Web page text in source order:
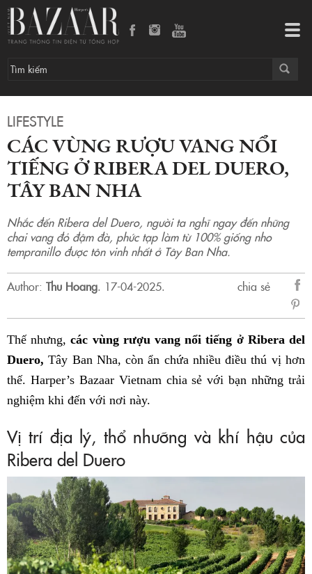
LIFESTYLE
CÁC VÙNG RƯỢU VANG NỔI
TIẾNG Ở RIBERA DEL DUERO,
TÂY BAN NHA
Nhắc đến Ribera del Duero, người ta nghĩ ngay đến những
chai vang đỏ đậm đà, phức tạp làm từ 100% giống nho
tempranillo được tôn vinh nhất ở Tây Ban Nha.
Author: Thu Hoang. 17-04-2025.
chia sẻ
sẻ
Thế nhưng,các vùng rượu vang nổi tiếng ở Ribera del
Duero, Tây Ban Nha, còn ẩn chứa nhiều điều thú vị hơn
thế. Harper’s Bazaar Vietnam chia sẻ với bạn những trải
nghiệm khi đến với nơi này.
Vị trí địa lý, thổ nhưỡng và khí hậu của
Ribera del Duero